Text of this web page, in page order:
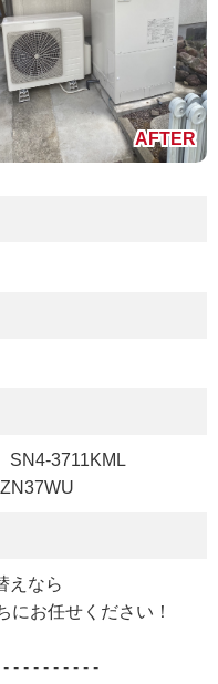
3711KML
えなら
お任せください！
- - - - - - - - -